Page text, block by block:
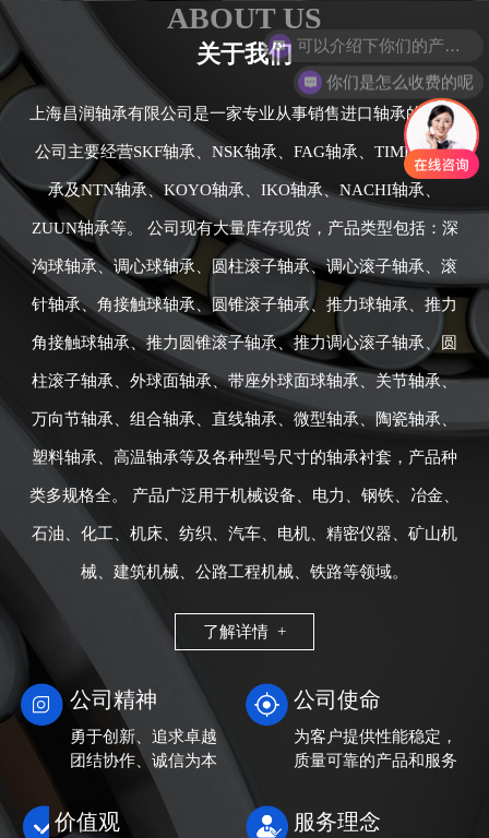
ABOUT US
关于我们
上海昌润轴承有限公司是一家专业从事销售进口轴承的公司,
公司主要经营SKF轴承、NSK轴承、FAG轴承、TIMKEN轴
承及NTN轴承、KOYO轴承、IKO轴承、NACHI轴承、
ZUUN轴承等。 公司现有大量库存现货，产品类型包括：深
沟球轴承、调心球轴承、圆柱滚子轴承、调心滚子轴承、滚
针轴承、角接触球轴承、圆锥滚子轴承、推力球轴承、推力
角接触球轴承、推力圆锥滚子轴承、推力调心滚子轴承、圆
柱滚子轴承、外球面轴承、带座外球面球轴承、关节轴承、
万向节轴承、组合轴承、直线轴承、微型轴承、陶瓷轴承、
塑料轴承、高温轴承等及各种型号尺寸的轴承衬套，产品种
类多规格全。 产品广泛用于机械设备、电力、钢铁、冶金、
石油、化工、机床、纺织、汽车、电机、精密仪器、矿山机
械、建筑机械、公路工程机械、铁路等领域。
了解详情 +
公司精神
勇于创新、追求卓越
团结协作、诚信为本
公司使命
为客户提供性能稳定，
质量可靠的产品和服务
价值观 服务理念
你们是怎么收费的呢